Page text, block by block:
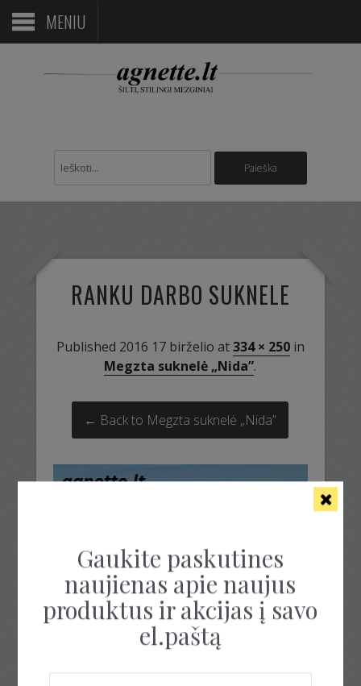
MENIU
RANKU DARBO SUKNELE
Published 2016 17 birželio at334 × 250in
Megzta suknelė „Nida”.
← Back to Megzta suknelė „Nida”
Gaukite paskutines
naujienas apie naujus
produktus ir akcijas į savo
el.paštą